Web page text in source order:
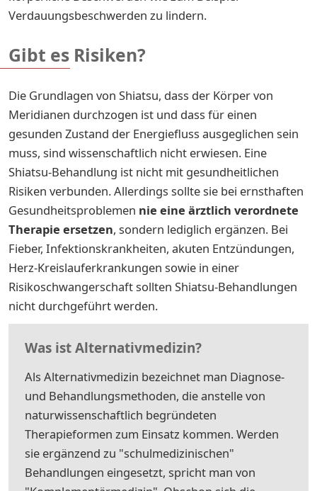
Verdauungsbeschwerden zu lindern.
Gibt es Risiken?
Die Grundlagen von Shiatsu, dass der Körper von
Meridianen durchzogen ist und dass für einen
gesunden Zustand der Energiefluss ausgeglichen sein
muss, sind wissenschaftlich nicht erwiesen. Eine
Shiatsu-Behandlung ist nicht mit gesundheitlichen
Risiken verbunden. Allerdings sollte sie bei ernsthaften
Gesundheitsproblemen nie eine ärztlich verordnete
Therapie ersetzen, sondern lediglich ergänzen. Bei
Fieber, Infektionskrankheiten, akuten Entzündungen,
Herz-Kreislauferkrankungen sowie in einer
Risikoschwangerschaft sollten Shiatsu-Behandlungen
nicht durchgeführt werden.
Was ist Alternativmedizin?
Als Alternativmedizin bezeichnet man Diagnose-
und Behandlungsmethoden, die anstelle von
naturwissenschaftlich begründeten
Therapieformen zum Einsatz kommen. Werden
sie ergänzend zu "schulmedizinischen"
Behandlungen eingesetzt, spricht man von